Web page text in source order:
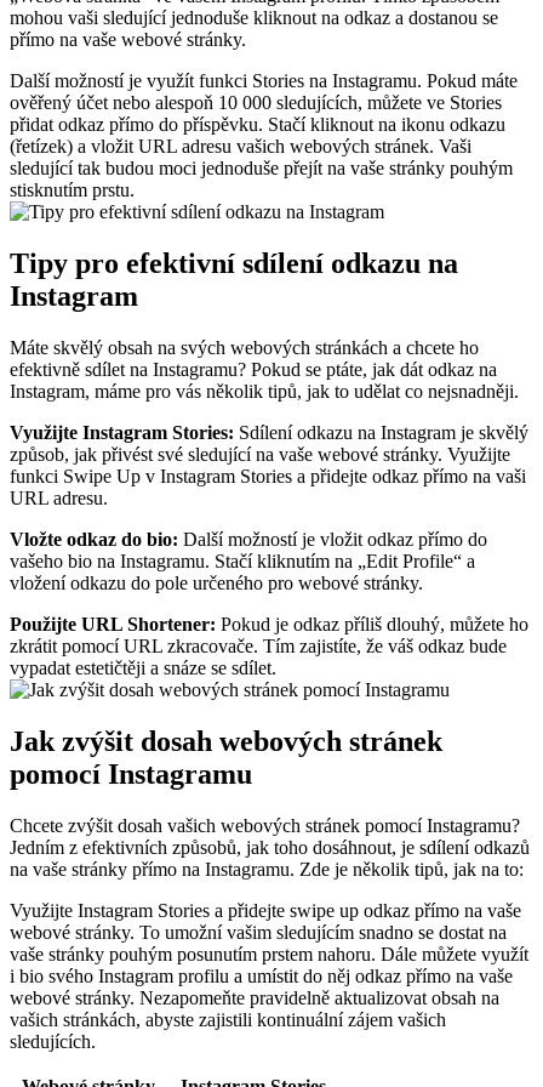
⁣mohou vaši⁣ sledující jednoduše kliknout na odkaz a dostanou se
přímo na vaše webové stránky.
Další možností je využít funkci Stories na Instagramu. Pokud máte
ověřený účet nebo alespoň 10 000 sledujících, můžete ve Stories
přidat odkaz přímo do příspěvku. Stačí kliknout na ikonu odkazu
(řetízek) a vložit URL adresu vašich webových stránek. Vaši
sledující tak budou moci jednoduše přejít⁢ na vaše ⁣stránky pouhým
stisknutím prstu.
Tipy pro​ efektivní sdílení odkazu na
Instagram
Máte skvělý obsah na svých ‍webových stránkách a chcete ho⁣
efektivně sdílet​ na Instagramu? ​Pokud se ptáte, jak dát odkaz na
Instagram, máme​ pro vás‌ několik tipů, jak to udělat⁤ co nejsnadněji.
Využijte Instagram​ Stories: Sdílení odkazu na Instagram je skvělý
způsob, jak přivést‍ své sledující na ⁢vaše webové stránky. Využijte⁣
funkci Swipe Up v Instagram Stories ⁢a přidejte odkaz přímo na vaši
URL adresu.
Vložte ⁣odkaz do bio: ⁤Další možností ‌je⁢ vložit odkaz ⁤přímo do
vašeho bio na Instagramu. Stačí kliknutím na „Edit ⁤Profile“⁢ a⁣
vložení odkazu do pole určeného pro webové stránky.
Použijte URL Shortener: Pokud‌ je odkaz příliš dlouhý, můžete ho
zkrátit pomocí URL zkracovače. Tím zajistíte, že ​váš odkaz ⁢bude‌
vypadat estetičtěji a snáze se sdílet.
Jak zvýšit dosah webových ‍stránek
pomocí Instagramu
Chcete zvýšit‍ dosah vašich⁤ webových ​stránek‍ pomocí Instagramu?
Jedním z efektivních způsobů, jak toho dosáhnout, je sdílení ​odkazů
na vaše stránky přímo na ⁤Instagramu. Zde je⁣ několik tipů, jak na to:
Využijte Instagram ​Stories a přidejte swipe up ⁢odkaz⁢ přímo na vaše
webové stránky. To umožní vašim sledujícím snadno se dostat na
vaše stránky pouhým posunutím prstem nahoru. Dále můžete využít
i bio svého Instagram profilu ‌a umístit do něj odkaz přímo‌ na vaše
webové⁤ stránky.‌ Nezapomeňte pravidelně aktualizovat‌ obsah na
vašich stránkách, abyste zajistili‌ kontinuální zájem vašich
sledujících.